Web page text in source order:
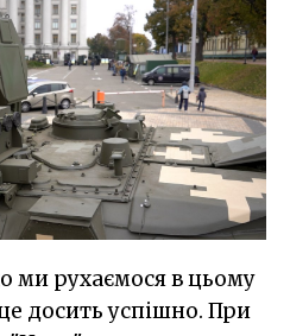
ми рухаємося в цьому
досить успішно. При